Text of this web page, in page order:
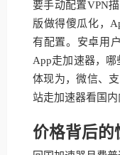
要手动配置VPN
版做得傻瓜化，
有配置。安卓用
App走加速器，
体现为，微信、
站走加速器看国内
价格背后的